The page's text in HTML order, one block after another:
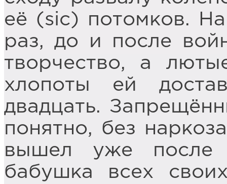
её (sic) потомков.
раз, до и после
творчество, а
хлопоты ей
двадцать.
понятно, без
вышел уже после
бабушка всех